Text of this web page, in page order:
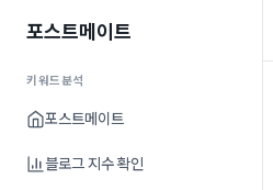
포스트메이트
키워드분석
포스트메이트
블로그 지수 확인